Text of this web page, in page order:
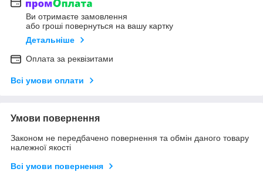
Ви отримаєте замовлення
або гроші повернуться на вашу картку
Детальніше
Оплата за реквізитами
Всі умови оплати
Умови повернення
Законом не передбачено повернення та обмін даного товару
належної якості
Всі умови повернення